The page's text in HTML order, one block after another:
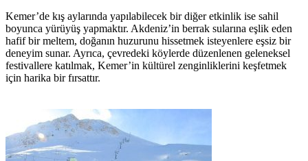
Kemer’de kış aylarında yapılabilecek bir diğer etkinlik ise sahil
boyunca yürüyüş yapmaktır. Akdeniz’in berrak sularına eşlik eden
hafif bir meltem, doğanın huzurunu hissetmek isteyenlere eşsiz bir
deneyim sunar. Ayrıca, çevredeki köylerde düzenlenen geleneksel
festivallere katılmak, Kemer’in kültürel zenginliklerini keşfetmek
için harika bir fırsattır.